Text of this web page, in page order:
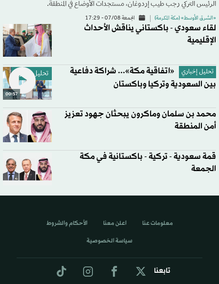
الرئيس التركي رجب طيب إردوغان، مستجدات الأوضاع في المنطقة.
«الشرق الأوسط» (مكة المكرمة) الجمعة 07/08 - 17:29
لقاء سعودي - باكستاني يناقش الأحداث
الإقليمية
تحليل إخباري
00:57
تحليل إخباري
«اتفاقية مكة»... شراكة دفاعية
بين السعودية وتركيا وباكستان
محمد بن سلمان وماكرون يبحثان جهود تعزيز
أمن المنطقة
قمة سعودية - تركية - باكستانية في مكة
الجمعة
تابعنا
معلومات عنا اعلن معنا الأحكام والشروط
سياسة الخصوصية